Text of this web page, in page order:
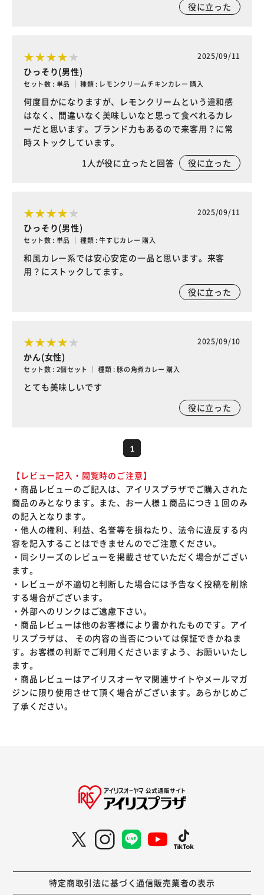
役に立った
2025/09/11
ひっそり(男性)
セット数 : 単品 ｜ 種類 : レモンクリームチキンカレー 購入
何度目かになりますが、レモンクリームという違和感
はなく、間違いなく美味しいなと思って食べれるカレ
ーだと思います。ブランド力もあるので来客用？に常
時ストックしています。
1人が役に立ったと回答 役に立った
2025/09/11
ひっそり(男性)
セット数 : 単品 ｜ 種類 : 牛すじカレー 購入
和風カレー系では安心安定の一品と思います。来客
用？にストックしてます。
役に立った
2025/09/10
かん(女性)
セット数 : 2個セット ｜ 種類 : 豚の角煮カレー 購入
とても美味しいです
役に立った
1
【レビュー記入・閲覧時のご注意】
・商品レビューのご記入は、アイリスプラザでご購入された
商品のみとなります。また、お一人様１商品につき１回のみ
の記入となります。
・他人の権利、利益、名誉等を損ねたり、法令に違反する内
容を記入することはできませんのでご注意ください。
・同シリーズのレビューを掲載させていただく場合がござい
ます。
・レビューが不適切と判断した場合には予告なく投稿を削除
する場合がございます。
・外部へのリンクはご遠慮下さい。
・商品レビューは他のお客様により書かれたものです。アイ
リスプラザは、 その内容の当否については保証できかねま
す。お客様の判断でご利用くださいますよう、お願いいたし
ます。
・商品レビューはアイリスオーヤマ関連サイトやメールマガ
ジンに限り使用させて頂く場合がございます。あらかじめご
了承ください。
特定商取引法に基づく通信販売業者の表示